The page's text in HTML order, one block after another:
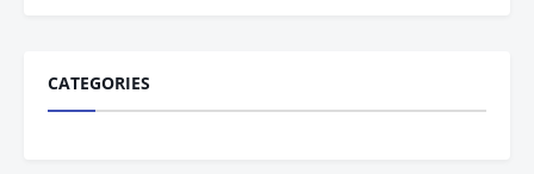
CATEGORIES